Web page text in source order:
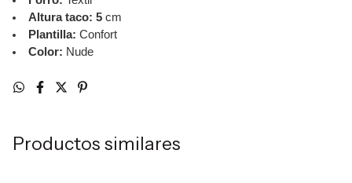
Altura taco: 5cm
Plantilla: Confort
Color: Nude
Productos similares